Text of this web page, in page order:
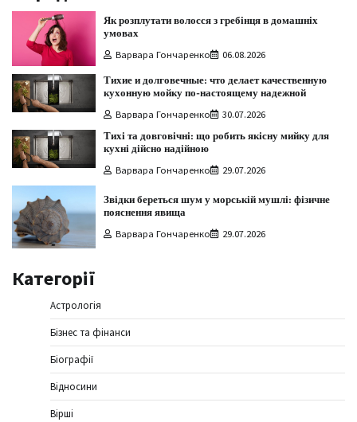
Як розплутати волосся з гребінця в домашніх
умовах
Варвара Гончаренко 06.08.2026
Тихие и долговечные: что делает качественную
кухонную мойку по-настоящему надежной
Варвара Гончаренко 30.07.2026
Тихі та довговічні: що робить якісну мийку для
кухні дійсно надійною
Варвара Гончаренко 29.07.2026
Звідки береться шум у морській мушлі: фізичне
пояснення явища
Варвара Гончаренко 29.07.2026
Категорії
Астрологія
Бізнес та фінанси
Біографії
Відносини
Вірші